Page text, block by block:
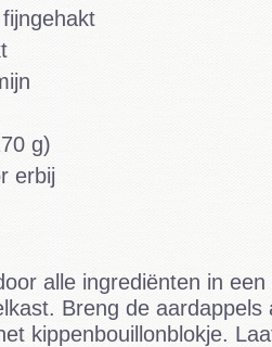
g)
erbij
alle ingrediënten in
Breng de aardappels
kippenbouillonblokje.